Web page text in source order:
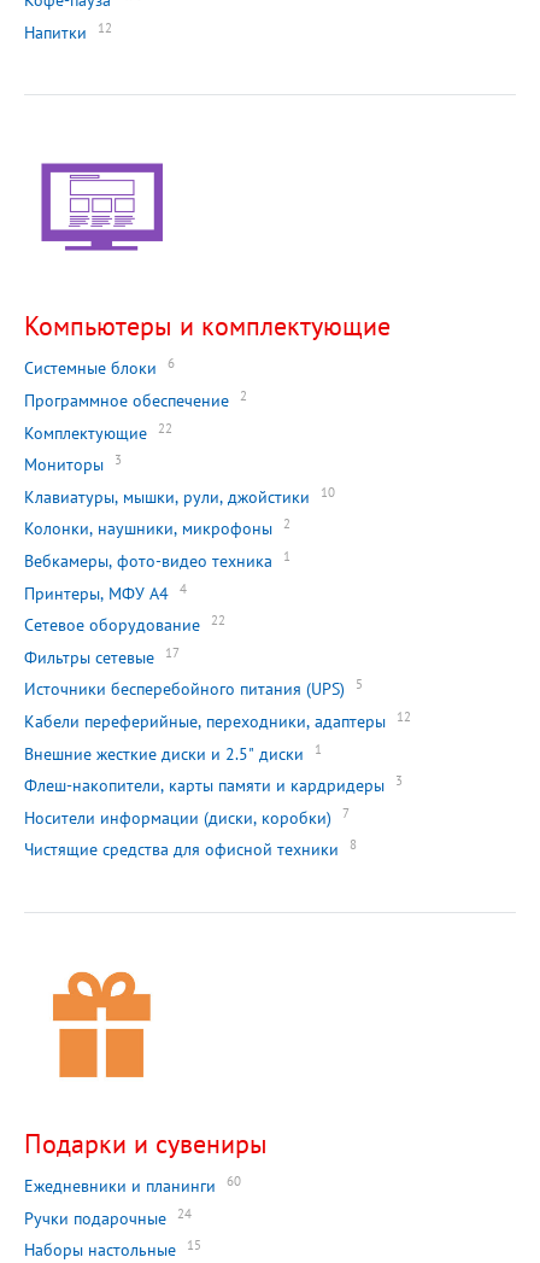
Напитки 12
Компьютеры и комплектующие
Системные блоки 6
Программное обеспечение 2
Комплектующие 22
Мониторы 3
Клавиатуры, мышки, рули, джойстики 10
Колонки, наушники, микрофоны 2
Вебкамеры, фото-видео техника 1
Принтеры, МФУ А4 4
Сетевое оборудование 22
Фильтры сетевые 17
Источники бесперебойного питания (UPS) 5
Кабели переферийные, переходники, адаптеры 12
Внешние жесткие диски и 2.5" диски 1
Флеш-накопители, карты памяти и кардридеры 3
Носители информации (диски, коробки) 7
Чистящие средства для офисной техники 8
Подарки и сувениры
Ежедневники и планинги 60
Ручки подарочные 24
Наборы настольные 15